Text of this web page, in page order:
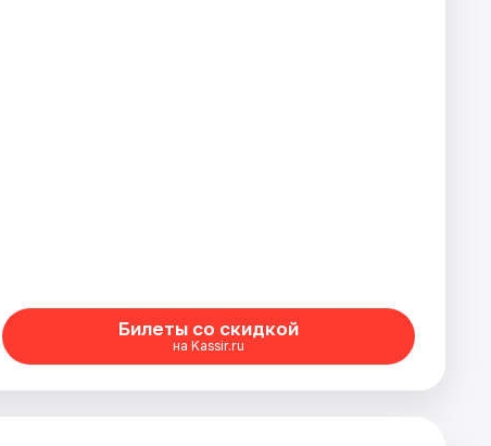
Билеты со скидкой
на Kassir.ru